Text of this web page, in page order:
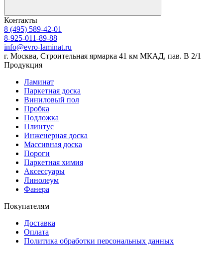
Контакты
8 (495) 589-42-01
8-925-011-89-88
info@evro-laminat.ru
г. Москва, Строительная ярмарка 41 км МКАД, пав. В 2/1
Продукция
Ламинат
Паркетная доска
Виниловый пол
Пробка
Подложка
Плинтус
Инженерная доска
Массивная доска
Пороги
Паркетная химия
Аксессуары
Линолеум
Фанера
Покупателям
Доставка
Оплата
Политика обработки персональных данных